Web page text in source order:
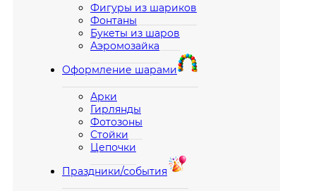
Фигуры из шариков
Фонтаны
Букеты из шаров
Аэромозайка
Оформление шарами
Арки
Гирлянды
Фотозоны
Стойки
Цепочки
Праздники/события